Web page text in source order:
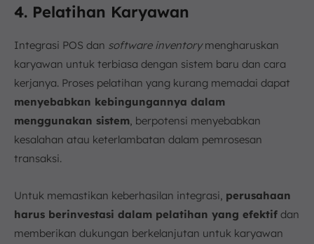
4. Pelatihan Karyawan
Integrasi POS dan software inventorymengharuskan
karyawan untuk terbiasa dengan sistem baru dan cara
kerjanya. Proses pelatihan yang kurang memadai dapat
menyebabkan kebingungannya dalam
menggunakan sistem , berpotensi menyebabkan
kesalahan atau keterlambatan dalam pemrosesan
transaksi.
Untuk memastikan keberhasilan integrasi, perusahaan
harus berinvestasi dalam pelatihan yang efektif dan
memberikan dukungan berkelanjutan untuk karyawan